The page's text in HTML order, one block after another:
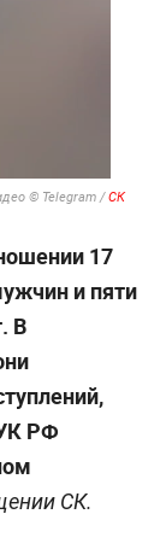
© Telegram /СК
17
и пяти
В
РФ
СК.